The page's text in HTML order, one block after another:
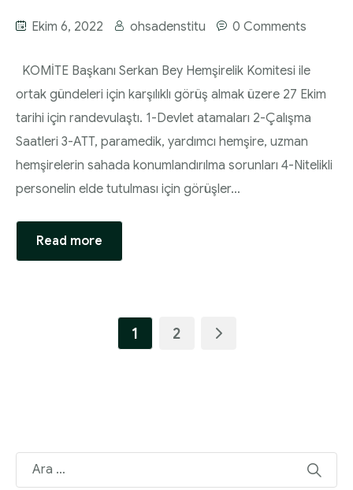
Ekim 6, 2022 ohsadenstitu 0 Comments
KOMİTE Başkanı Serkan Bey Hemşirelik Komitesi ile
ortak gündeleri için karşılıklı görüş almak üzere 27 Ekim
tarihi için randevulaştı. 1-Devlet atamaları 2-Çalışma
Saatleri 3-ATT, paramedik, yardımcı hemşire, uzman
hemşirelerin sahada konumlandırılma sorunları 4-Nitelikli
personelin elde tutulması için görüşler…
Read more
1 2